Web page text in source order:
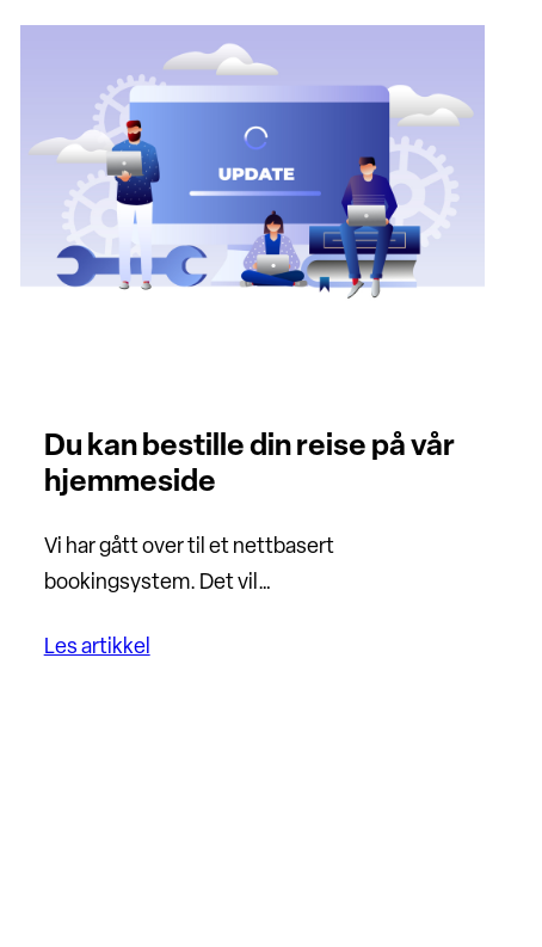
Du kan bestille din reise på vår
hjemmeside
Vi har gått over til et nettbasert
bookingsystem. Det vil…
Les artikkel